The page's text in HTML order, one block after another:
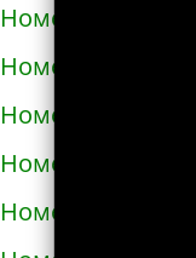
Номера
Номера
Номера
Номера
Номера